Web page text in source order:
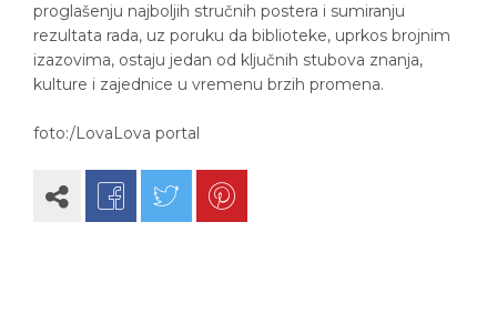
proglašenju najboljih stručnih postera i sumiranju
rezultata rada, uz poruku da biblioteke, uprkos brojnim
izazovima, ostaju jedan od ključnih stubova znanja,
kulture i zajednice u vremenu brzih promena.
foto:/LovaLova portal